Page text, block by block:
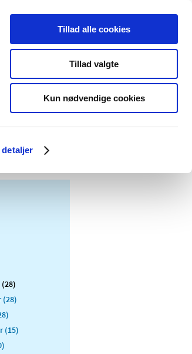
detaljer
Tillad alle cookies
Tillad valgte
Kun nødvendige cookies
(28)
(15)